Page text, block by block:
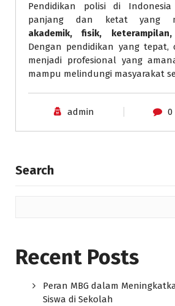
Pendidikan polisi di
panjang dan ketat yang
akademik, fisik,
Dengan pendidikan yang tepat,
menjadi profesional yang
mampu melindungi masyarakat
admin 0
Search
Recent Posts
Peran MBG dalam
Siswa di Sekolah